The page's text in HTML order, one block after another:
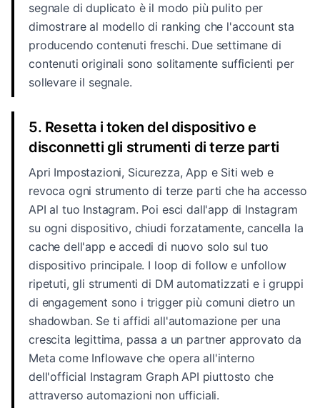
segnale di duplicato è il modo più pulito per
dimostrare al modello di ranking che l'account sta
producendo contenuti freschi. Due settimane di
contenuti originali sono solitamente sufficienti per
sollevare il segnale.
5. Resetta i token del dispositivo e
disconnetti gli strumenti di terze parti
Apri Impostazioni, Sicurezza, App e Siti web e
revoca ogni strumento di terze parti che ha accesso
API al tuo Instagram. Poi esci dall'app di Instagram
su ogni dispositivo, chiudi forzatamente, cancella la
cache dell'app e accedi di nuovo solo sul tuo
dispositivo principale. I loop di follow e unfollow
ripetuti, gli strumenti di DM automatizzati e i gruppi
di engagement sono i trigger più comuni dietro un
shadowban. Se ti affidi all'automazione per una
crescita legittima, passa a un partner approvato da
Meta come Inflowave che opera all'interno
dell'official Instagram Graph API piuttosto che
attraverso automazioni non ufficiali.